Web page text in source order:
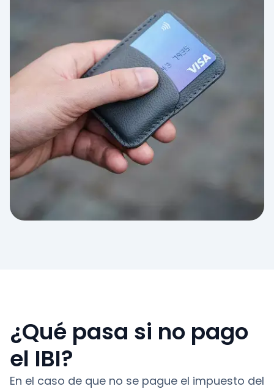
¿Qué pasa si no pago
el IBI?
En el caso de que no se pague el impuesto del